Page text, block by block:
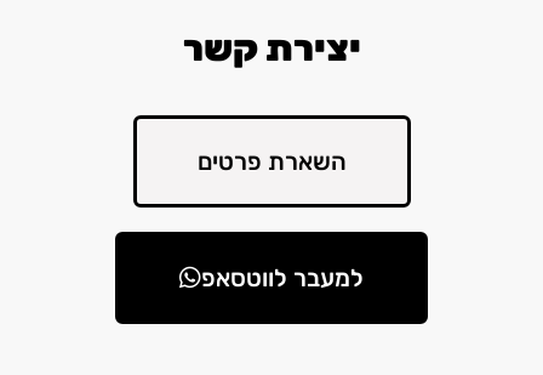
יצירת קשר
השארת פרטים
למעבר לווטסאפ